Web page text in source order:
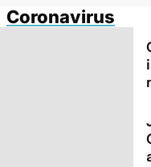
Coronavirus